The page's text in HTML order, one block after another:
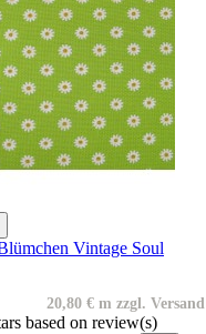
Vintage Soul
20,80 € m zzgl. Versand
based on review(s)